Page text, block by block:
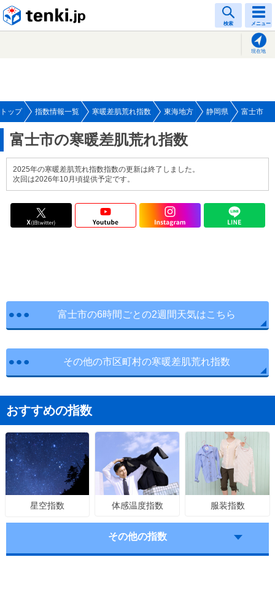
検索 メニュー
現在地
トップ 指数情報一覧 寒暖差肌荒れ指数 東海地方 静岡県 富士市
富士市の寒暖差肌荒れ指数
2025年の寒暖差肌荒れ指数指数の更新は終了しました。
次回は2026年10月頃提供予定です。
富士市の6時間ごとの2週間天気はこちら
その他の市区町村の寒暖差肌荒れ指数
おすすめの指数
星空指数 体感温度指数 服装指数
その他の指数